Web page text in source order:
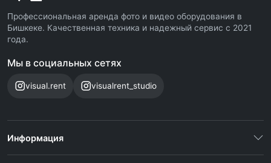
Профессиональная аренда фото и видео оборудования в
Бишкеке. Качественная техника и надежный сервис с 2021
года.
Мы в социальных сетях
visual.rent visualrent_studio
Информация